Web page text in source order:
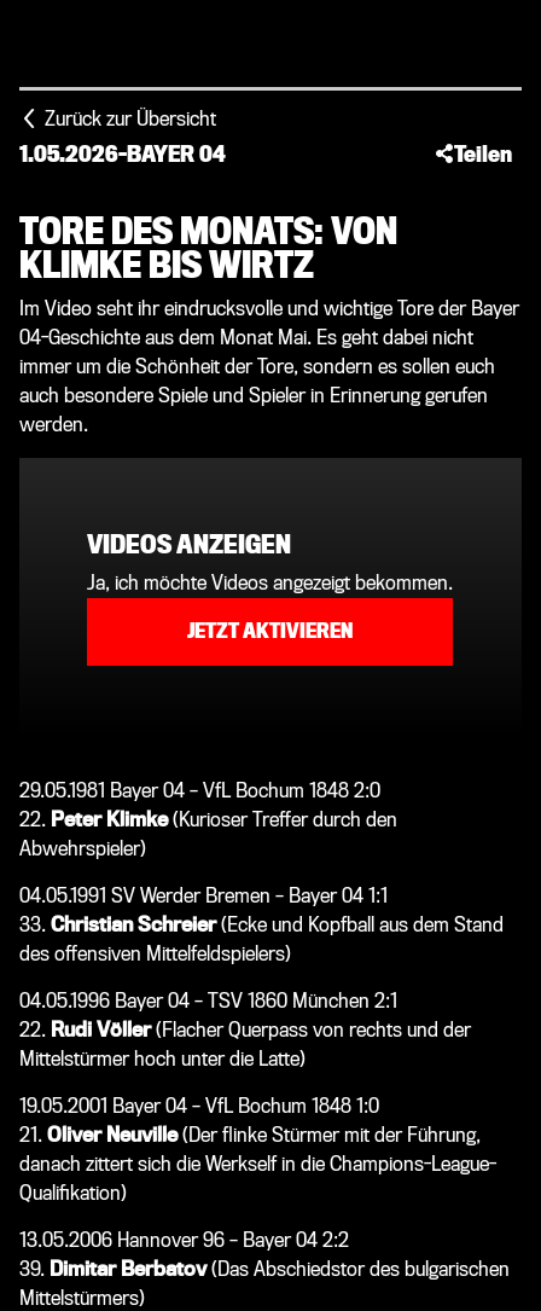
Zurück zur Übersicht
1.05.2026-BAYER 04 Teilen
TORE DES MONATS: VON
KLIMKE BIS WIRTZ
Im Video seht ihr eindrucksvolle und wichtige Tore der Bayer
04-Geschichte aus dem Monat Mai. Es geht dabei nicht
immer um die Schönheit der Tore, sondern es sollen euch
auch besondere Spiele und Spieler in Erinnerung gerufen
werden.
VIDEOS ANZEIGEN
Ja, ich möchte Videos angezeigt bekommen.
JETZT AKTIVIEREN
29.05.1981 Bayer 04 – VfL Bochum 1848 2:0
22. Peter Klimke(Kurioser Treffer durch den
Abwehrspieler)
04.05.1991 SV Werder Bremen – Bayer 04 1:1
33. Christian Schreier(Ecke und Kopfball aus dem Stand
des offensiven Mittelfeldspielers)
04.05.1996 Bayer 04 – TSV 1860 München 2:1
22. Rudi Völler(Flacher Querpass von rechts und der
Mittelstürmer hoch unter die Latte)
19.05.2001 Bayer 04 – VfL Bochum 1848 1:0
21. Oliver Neuville(Der flinke Stürmer mit der Führung,
danach zittert sich die Werkself in die Champions-League-
Qualifikation)
13.05.2006 Hannover 96 – Bayer 04 2:2
39. Dimitar Berbatov(Das Abschiedstor des bulgarischen
Mittelstürmers)